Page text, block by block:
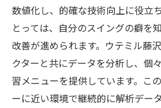
数値化し、的確な技術向上に役立
とっては、自分のスイングの癖を
改善が進められます。ウテミル藤
クターと共にデータを分析し、個
習メニューを提供しています。こ
ーに近い環境で継続的に解析デー